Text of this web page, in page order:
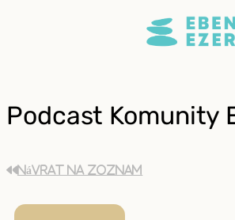
Podcast Komunity
Návrat na zoznam